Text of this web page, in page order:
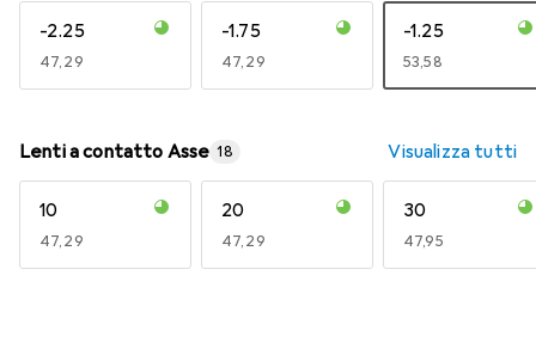
-2.25
EUR
47,29
-1.75
EUR
47,29
-1.25
EUR
53,58
Lenti a contatto Asse 18 Visualizza tutti
10
EUR
47,29
20
EUR
47,29
30
EUR
47,95